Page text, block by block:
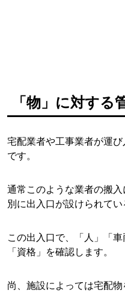
「物」に対する
宅配業者や工事業者が運
です。
通常このような業者の搬
別に出入口が設けられてい
この出入口で、「人」「
「資格」を確認します。
尚、施設によっては宅配